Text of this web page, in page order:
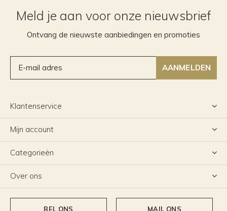
Meld je aan voor onze nieuwsbrief
Ontvang de nieuwste aanbiedingen en promoties
AANMELDEN
Klantenservice
Mijn account
Categorieën
Over ons
BEL ONS MAIL ONS